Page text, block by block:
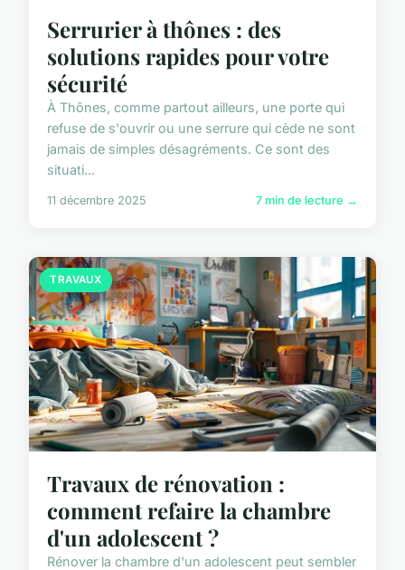
Serrurier à thônes : des
solutions rapides pour votre
sécurité
À Thônes, comme partout ailleurs, une porte qui
refuse de s'ouvrir ou une serrure qui cède ne sont
jamais de simples désagréments. Ce sont des
situati...
11 décembre 2025 7 min de lecture →
TRAVAUX
Travaux de rénovation :
comment refaire la chambre
d'un adolescent ?
Rénover la chambre d'un adolescent peut sembler